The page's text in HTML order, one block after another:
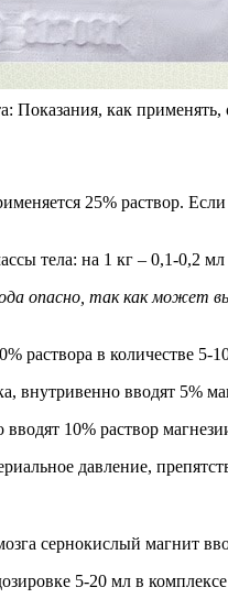
как применять,
25% раствор.
тела: на 1 кг – 0,1-0,2 мл
опасно, так как может
раствора в количестве 5-
вводят 5%
10% раствор
сернокислый магнит
5-20 мл в